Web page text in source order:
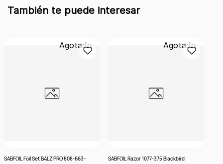
También te puede interesar
Agotado
SABFOIL Foil Set BALZ PRO 808-663-
Agotado
SABFOIL Razor 1077-375 Blackbird